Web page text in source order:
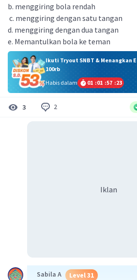
b. menggiring bola rendah
c. menggiring dengan satu tangan
d. menggiring dengan dua tangan
e. Memantulkan bola ke teman
Ikuti Tryout SNBT & Menangkan
100rb
Habis dalam
01 :01 :57 :23
3 2
Iklan
Sabila A Level 31